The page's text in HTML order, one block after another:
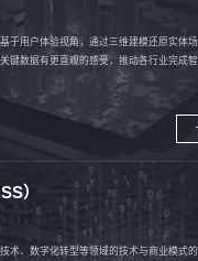
于用户体验视角，通过三维建模还原实体
键数据有更直观的感受，推动各行业完成智
）
术、数字化转型等领域的技术与商业模式